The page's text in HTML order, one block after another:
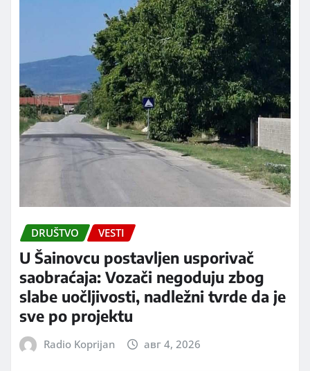
DRUŠTVO VESTI
U Šainovcu postavljen usporivač
saobraćaja: Vozači negoduju zbog
slabe uočljivosti, nadležni tvrde da je
sve po projektu
Radio Koprijan авг 4, 2026